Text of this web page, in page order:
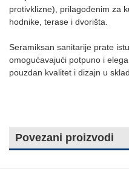
protivklizne), prilagođenim za
hodnike, terase i dvorišta.
Seramiksan sanitarije prate
omogućavajući potpuno i
pouzdan kvalitet i dizajn u
Povezani proizvodi